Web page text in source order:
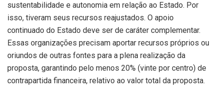
sustentabilidade e autonomia em relação ao Estado. Por
isso, tiveram seus recursos reajustados. O apoio
continuado do Estado deve ser de caráter complementar.
Essas organizações precisam aportar recursos próprios ou
oriundos de outras fontes para a plena realização da
proposta, garantindo pelo menos 20% (vinte por centro) de
contrapartida financeira, relativo ao valor total da proposta.